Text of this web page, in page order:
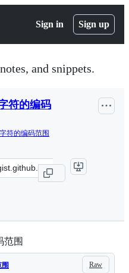
Sign in Sign up
and snippets.
符的编码
符的编码范围
范围
Raw